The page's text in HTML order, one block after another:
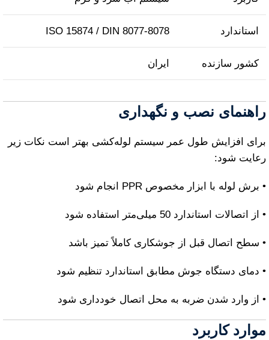
استاندارد ISO 15874 / DIN 8077‑8078
کشور سازنده ایران
راهنمای نصب و نگهداری
برای افزایش طول عمر سیستم لوله‌کشی بهتر است نکات زیر
رعایت شود:
• برش لوله با ابزار مخصوص PPR انجام شود
• از اتصالات استاندارد 50 میلی‌متر استفاده شود
• سطح اتصال قبل از جوشکاری کاملاً تمیز باشد
• دمای دستگاه جوش مطابق استاندارد تنظیم شود
• از وارد شدن ضربه به محل اتصال خودداری شود
موارد کاربرد